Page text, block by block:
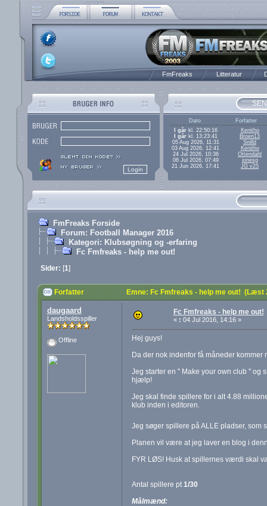
FmFreaks Litteratur
Dato
Forfatter
I gårkl. 22:50:16
Kenitho
I gårkl. 13:23:41
Broen13
05 Aug 2026, 11:31
Snilld
03 Aug 2026, 12:41
Kenitho
24 Jul 2026, 10:36
Ottendahl
06 Jul 2026, 07:49
jonesg
21 Jun 2026, 17:41
JG v25
FmFreaks Forside
Forum: Football Manager 2016
Kategori: Klubsøgning og -erfaring
Fc Fmfreaks - help me out!
Sider: [1]
Forfatter Emne: Fc Fmfreaks - help me out! (Læst
daugaard
Landsholdsspiller
Offline
Fc Fmfreaks - help me out!
« : 04 Jul 2016, 14:16 »
Hej guys!
Da der nok indenfor få måneder kommer
Jeg starter en '' Make your own club ''
hjælp!
Jeg skal finde spillere for i alt 4.88
klub inden i editoren.
Jeg søger spillere på ALLE pladser,
Planen vil være at jeg laver en blog i
FYR LØS! Husk at spillernes værdi skal
Antal spillere pt 1/30
Målmænd: